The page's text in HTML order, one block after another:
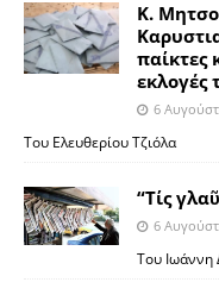
Κ.
παίκτες
εκλογές
6
Του Ελευθερίου Τζιόλα
“Τίς
6
Του Ιωάννη